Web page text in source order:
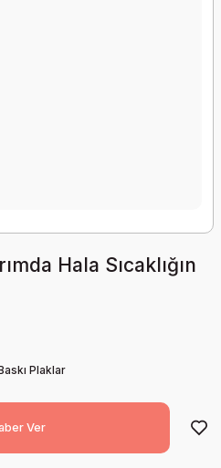
Hala Sıcaklığın
Plaklar
Ver